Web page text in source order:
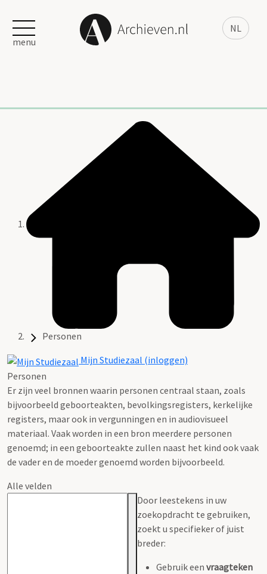
NL
menu
Personen
Mijn Studiezaal (inloggen)
Personen
Er zijn veel bronnen waarin personen centraal staan, zoals
bijvoorbeeld geboorteakten, bevolkingsregisters, kerkelijke
registers, maar ook in vergunningen en in audiovisueel
materiaal. Vaak worden in een bron meerdere personen
genoemd; in een geboorteakte zullen naast het kind ook vaak
de vader en de moeder genoemd worden bijvoorbeeld.
Alle velden
Door leestekens in uw
zoekopdracht te gebruiken,
zoekt u specifieker of juist
breder:
Gebruik een vraagteken